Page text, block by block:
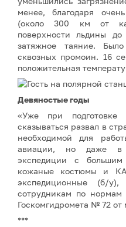
менее, благодаря
(около 300 км от
поверхности льдины
затяжное таяние.
сквозных промоин. 16
положительная
Девяностые годы
«Уже при подготовке
сказываться развал в
необходимой для
авиации, но даже в
экспедиции с большим
кожаные костюмы и
экспедиционные (б/
сотрудникам по нормам
Госкомгидромета № 72 от
***